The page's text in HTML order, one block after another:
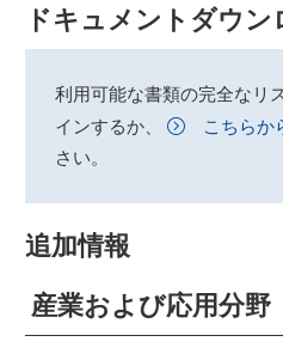
ドキュメントダウ
利用可能な書類の完全なリ
インするか、
こちらか
さい。
追加情報
産業および応用分野